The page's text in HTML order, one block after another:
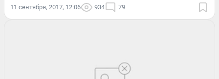
11 сентября, 2017, 12:06 934 79